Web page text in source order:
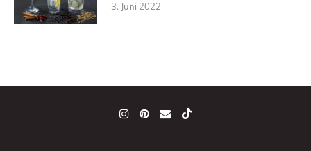
3. Juni 2022